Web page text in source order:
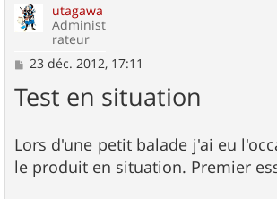
utagawa
Administ
rateur
M
s
s
e
23 déc. 2012, 17:11
Test en situation
Lors d'une petit balade j'ai eu
le produit en situation. Premier